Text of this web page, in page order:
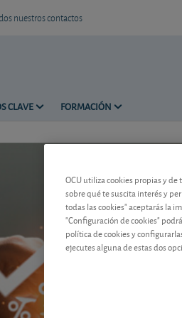
nuestros contactos
CLAVE FORMACIÓN
OCU utiliza cookies propias y
sobre qué te suscita interés y
todas las cookies" aceptarás la
"Configuración de cookies"
política de cookies y
ejecutes alguna de estas dos